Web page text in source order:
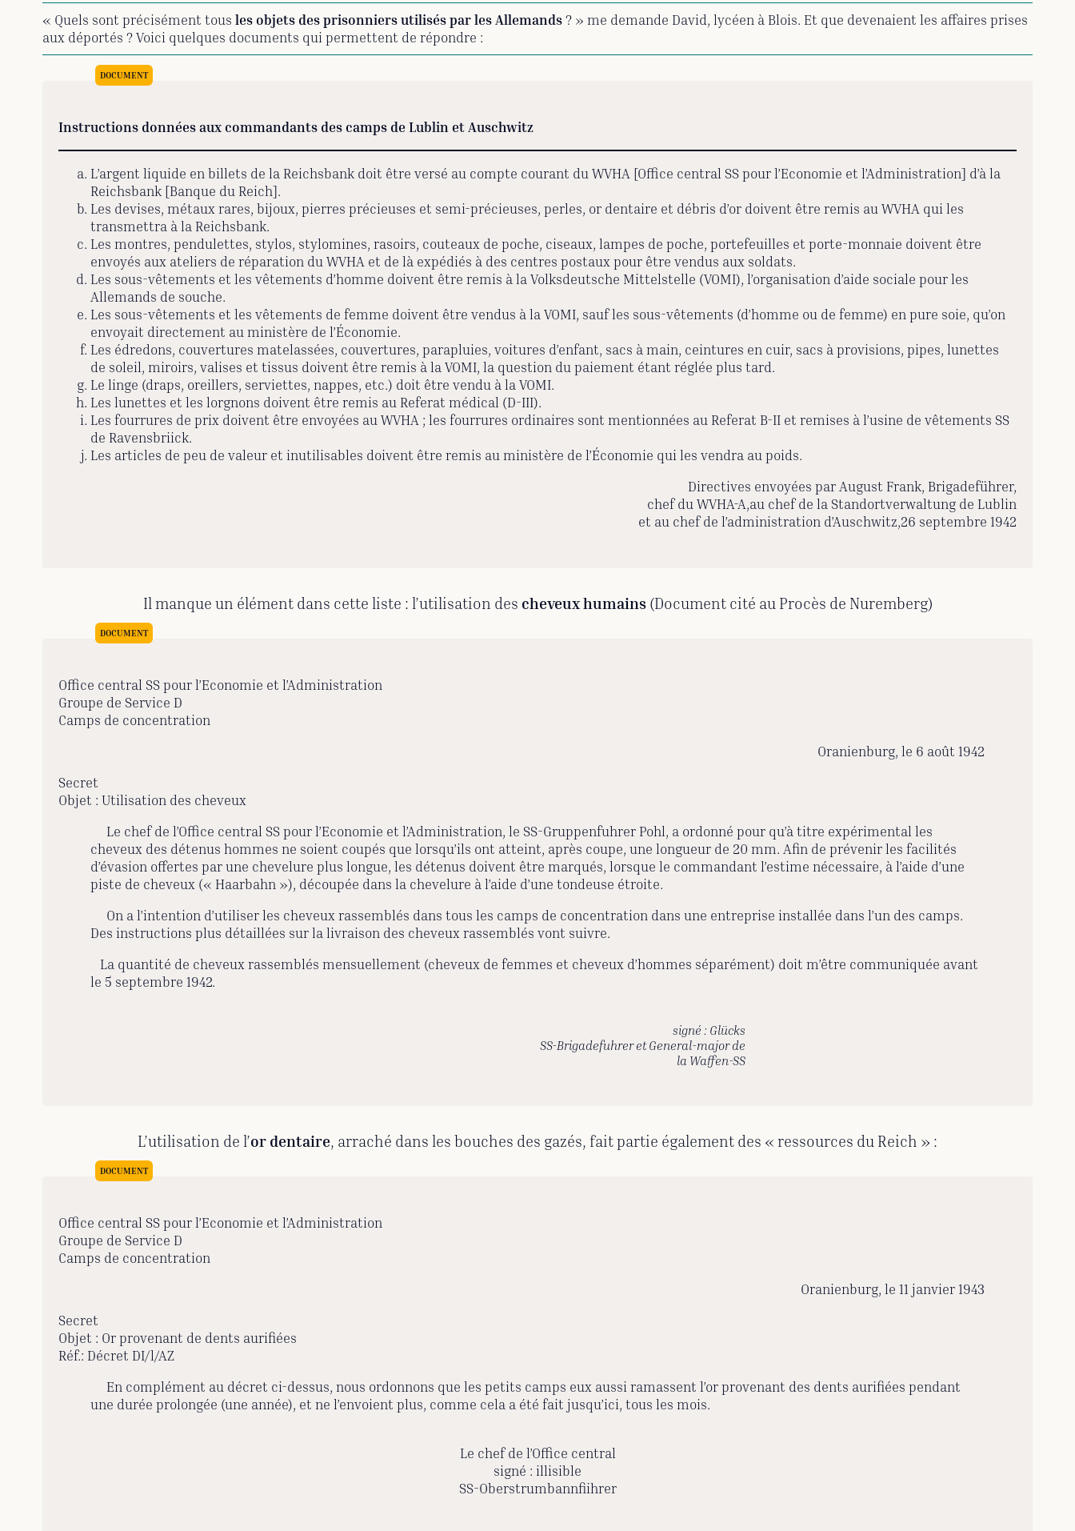
« Quels sont précisément tousles objets des prisonniers utilisés par les Allemands? » me demande David, lycéen à Blois. Et que devenaient les affaires prises
aux déportés ? Voici quelques documents qui permettent de répondre :
Instructions données aux commandants des camps de Lublin et Auschwitz
L’argent liquide en billets de la Reichsbank doit être versé au compte courant du WVHA [Office central SS pour l’Economie et l’Administration] d’à la
Reichsbank [Banque du Reich].
Les devises, métaux rares, bijoux, pierres précieuses et semi-précieuses, perles, or dentaire et débris d’or doivent être remis au WVHA qui les
transmettra à la Reichsbank.
Les montres, pendulettes, stylos, stylomines, rasoirs, couteaux de poche, ciseaux, lampes de poche, portefeuilles et porte-monnaie doivent être
envoyés aux ateliers de réparation du WVHA et de là expédiés à des centres postaux pour être vendus aux soldats.
Les sous-vêtements et les vêtements d’homme doivent être remis à la Volksdeutsche Mittelstelle (VOMI), l’organisation d’aide sociale pour les
Allemands de souche.
Les sous-vêtements et les vêtements de femme doivent être vendus à la VOMI, sauf les sous-vêtements (d’homme ou de femme) en pure soie, qu’on
envoyait directement au ministère de l’Économie.
Les édredons, couvertures matelassées, couvertures, parapluies, voitures d’enfant, sacs à main, ceintures en cuir, sacs à provisions, pipes, lunettes
de soleil, miroirs, valises et tissus doivent être remis à la VOMI, la question du paiement étant réglée plus tard.
Le linge (draps, oreillers, serviettes, nappes, etc.) doit être vendu à la VOMI.
Les lunettes et les lorgnons doivent être remis au Referat médical (D-III).
Les fourrures de prix doivent être envoyées au WVHA ; les fourrures ordinaires sont mentionnées au Referat B-II et remises à l’usine de vêtements SS
de Ravensbriick.
Les articles de peu de valeur et inutilisables doivent être remis au ministère de l’Économie qui les vendra au poids.
Directives envoyées par August Frank, Brigadeführer,
chef du WVHA-A,au chef de la Standortverwaltung de Lublin
et au chef de l’administration d’Auschwitz,26 septembre 1942
Il manque un élément dans cette liste : l’utilisation des cheveux humains (Document cité au Procès de Nuremberg)
Office central SS pour l’Economie et l’Administration
Groupe de Service D
Camps de concentration
Oranienburg, le 6 août 1942
Secret
Objet : Utilisation des cheveux
Le chef de l’Office central SS pour l’Economie et l’Administration, le SS-Gruppenfuhrer Pohl, a ordonné pour qu’à titre expérimental les
cheveux des détenus hommes ne soient coupés que lorsqu’ils ont atteint, après coupe, une longueur de 20 mm. Afin de prévenir les facilités
d’évasion offertes par une chevelure plus longue, les détenus doivent être marqués, lorsque le commandant l’estime nécessaire, à l’aide d’une
piste de cheveux (« Haarbahn »), découpée dans la chevelure à l’aide d’une tondeuse étroite.
On a l’intention d’utiliser les cheveux rassemblés dans tous les camps de concentration dans une entreprise installée dans l’un des camps.
Des instructions plus détaillées sur la livraison des cheveux rassemblés vont suivre.
La quantité de cheveux rassemblés mensuellement (cheveux de femmes et cheveux d’hommes séparément) doit m’être communiquée avant
le 5 septembre 1942.
signé : Glücks
SS-Brigadefuhrer et General-major de
la Waffen-SS
L’utilisation de l’or dentaire, arraché dans les bouches des gazés, fait partie également des « ressources du Reich » :
Office central SS pour l’Economie et l’Administration
Groupe de Service D
Camps de concentration
Oranienburg, le 11 janvier 1943
Secret
Objet : Or provenant de dents aurifiées
Réf.: Décret DI/l/AZ
En complément au décret ci-dessus, nous ordonnons que les petits camps eux aussi ramassent l’or provenant des dents aurifiées pendant
une durée prolongée (une année), et ne l’envoient plus, comme cela a été fait jusqu’ici, tous les mois.
Le chef de l’Office central
signé : illisible
SS-Oberstrumbannfiihrer